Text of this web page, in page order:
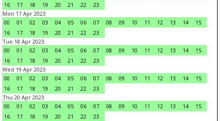
16
17 18 19 20 21 22
23
Mon 17 Apr 2023
00
01 02 03 04 05 06 07 08 09 10 11 12 13 14
15
16
17 18 19 20 21 22
23
Tue 18 Apr 2023
00
01 02 03 04 05 06 07 08 09 10 11 12 13 14
15
16
17 18 19 20 21 22
23
Wed 19 Apr 2023
00
01 02 03 04 05 06 07 08 09 10 11 12 13 14
15
16
17 18 19 20 21 22
23
Thu 20 Apr 2023
00
01 02 03 04 05 06 07 08 09 10 11 12 13 14
15
16
17 18 19 20 21 22
23